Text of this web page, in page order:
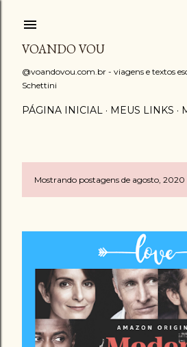
VOANDO VOU
@voandovou.com.br - viagens e textos
Schettini
PÁGINA INICIAL MEUS LINKS
PMostrando postagens de agosto, 2020